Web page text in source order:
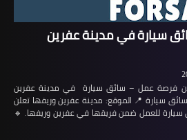
سيارة في مدينة عفرين
عمل – سائق سيارة في مدينة عفرين
سيارة 📍 الموقع: مدينة عفرين وريفها تعلن
للعمل ضمن فريقها في عفرين وريفها. 🔹